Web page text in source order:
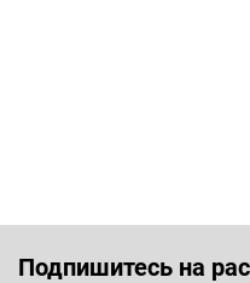
Подпишитесь на